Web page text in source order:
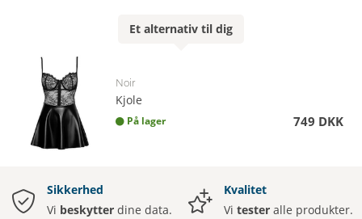
Et alternativ til dig
Noir
Kjole
På lager 749 DKK
Sikkerhed
Vi beskytter dine data.
Kvalitet
Vi tester alle produkter.